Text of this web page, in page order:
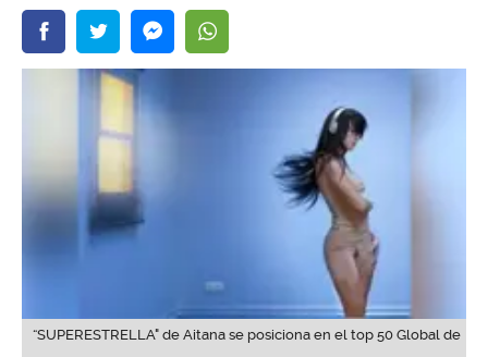
“SUPERESTRELLA" de Aitana se posiciona en el top 50 Global de